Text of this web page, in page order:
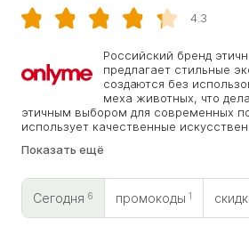
Сегодня 6 промокоды 1
4.3
Российский бренд
предлагает стильные
создаются без
меха животных, что
этичным выбором для современных
использует качественные
изделий. Компания привлекает
востребована среди женщин,
экологии, выступают против
этом не готовы жертвовать стилем и
Показать ещё
Скопировать